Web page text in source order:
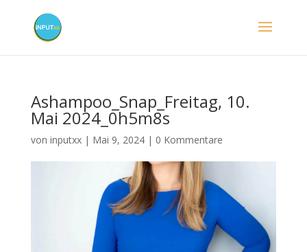
Ashampoo_Snap_Freitag, 10.
Mai 2024_0h5m8s
von inputxx| Mai 9, 2024| 0 Kommentare